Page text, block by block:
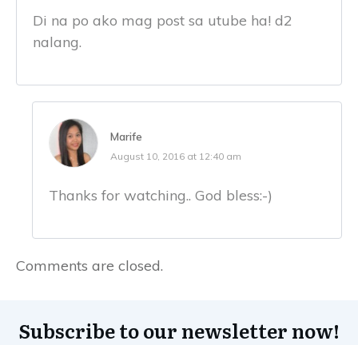
Di na po ako mag post sa utube ha! d2
nalang.
Marife
August 10, 2016 at 12:40 am
Thanks for watching.. God bless:-)
Comments are closed.
Subscribe to our newsletter now!